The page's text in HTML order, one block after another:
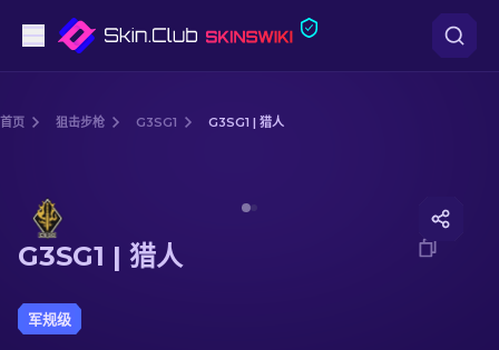
狙击步枪
匕首
首页 狙击步枪 G3SG1 G3SG1 | 猎人
G3SG1 | 猎人
军规级